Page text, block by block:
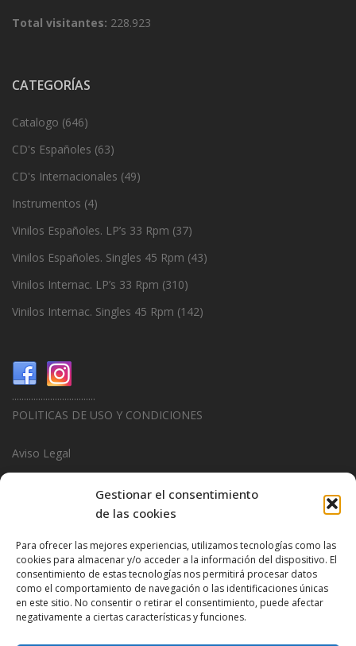
Gestionar el consentimiento
de las cookies
Para ofrecer las mejores experiencias, utilizamos tecnologías como las
cookies para almacenar y/o acceder a la información del dispositivo. El
consentimiento de estas tecnologías nos permitirá procesar datos
como el comportamiento de navegación o las identificaciones únicas
en este sitio. No consentir o retirar el consentimiento, puede afectar
negativamente a ciertas características y funciones.
Total visitantes: 228.923
CATEGORÍAS
Catalogo (646)
CD's Españoles (63)
CD's Internacionales (49)
Instrumentos (4)
Vinilos Españoles. LP’s 33 Rpm (37)
Vinilos Españoles. Singles 45 Rpm (43)
Vinilos Internac. LP’s 33 Rpm (310)
Vinilos Internac. Singles 45 Rpm (142)
...................................
POLITICAS DE USO Y CONDICIONES
Aviso Legal
Politica de Privacidad
...................................
Design & Promotions ByHitred.com